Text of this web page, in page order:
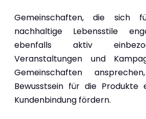
Gemeinschaften, die sich
nachhaltige Lebensstile
ebenfalls aktiv
Veranstaltungen und
Gemeinschaften
Bewusstsein für die Produkte
Kundenbindung fördern.